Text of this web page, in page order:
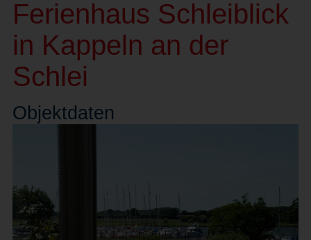
Ferienhaus Schleiblick
in Kappeln an der
Schlei
Objektdaten